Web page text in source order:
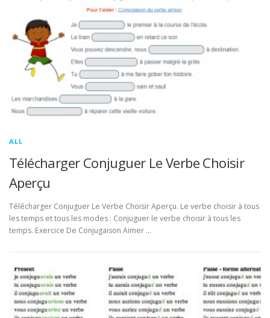
ALL
Télécharger Conjuguer Le Verbe Choisir
Aperçu
Télécharger Conjuguer Le Verbe Choisir Aperçu. Le verbe choisir à tous
les temps et tous les modes : Conjuguer le verbe choisir à tous les
temps. Exercice De Conjugaison Aimer …